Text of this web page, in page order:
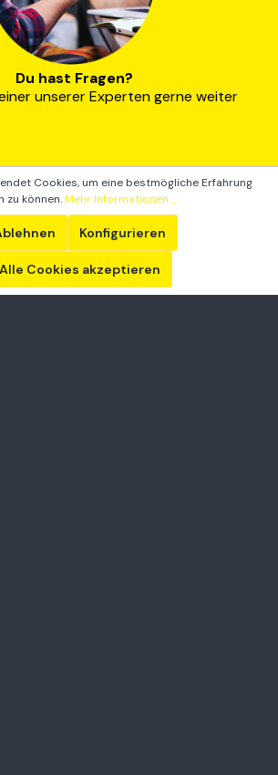
Du hast Fragen?
unserer Experten gerne weiter
1982 begann Proteine zu
andere noch im Land der
ein Influencer von heute
Wir hingegen haben
Experten in der eigenen
und Produktion - in
Cookies, um eine bestmögliche Erfahrung
zu können.Mehr Informationen ...
Konfigurieren
Alle Cookies akzeptieren